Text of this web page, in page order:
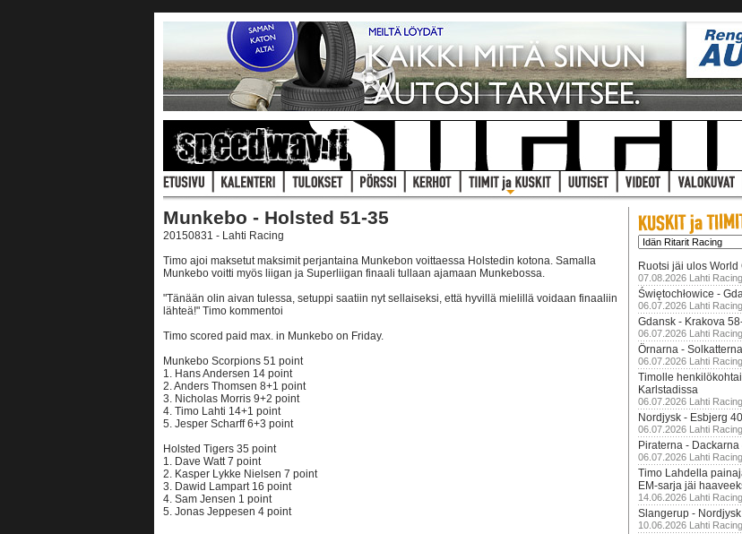
Munkebo - Holsted 51-35
20150831 - Lahti Racing
Timo ajoi maksetut maksimit perjantaina Munkebon voittaessa Holstedin kotona. Samalla
Munkebo voitti myös liigan ja Superliigan finaali tullaan ajamaan Munkebossa.
"Tänään olin aivan tulessa, setuppi saatiin nyt sellaiseksi, että hyvillä mielillä voidaan finaaliin
lähteä!" Timo kommentoi
Timo scored paid max. in Munkebo on Friday.
Munkebo Scorpions 51 point
1. Hans Andersen 14 point
2. Anders Thomsen 8+1 point
3. Nicholas Morris 9+2 point
4. Timo Lahti 14+1 point
5. Jesper Scharff 6+3 point
Holsted Tigers 35 point
1. Dave Watt 7 point
2. Kasper Lykke Nielsen 7 point
3. Dawid Lampart 16 point
4. Sam Jensen 1 point
5. Jonas Jeppesen 4 point
Ruotsi jäi ulos
07.08.2026 Lahti Racing
Świętochłowice -
06.07.2026 Lahti Racing
Gdansk - Krakova
06.07.2026 Lahti Racing
Örnarna -
06.07.2026 Lahti Racing
Timolle
Karlstadissa
06.07.2026 Lahti Racing
Nordjysk - Esbjerg
06.07.2026 Lahti Racing
Piraterna - Dackarna
06.07.2026 Lahti Racing
Timo Lahdella
EM-sarja jäi
14.06.2026 Lahti Racing
Slangerup -
10.06.2026 Lahti Racing